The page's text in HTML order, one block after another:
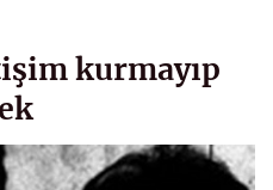
kurmayıp